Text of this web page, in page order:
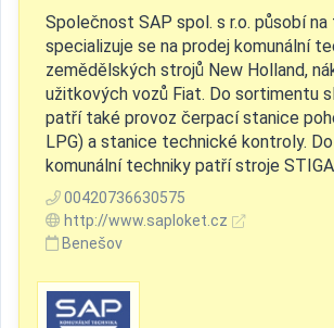
Společnost SAP spol. s r.o. působí
specializuje se na prodej komunální
zemědělských strojů New Holland,
užitkových vozů Fiat. Do sortimentu
patří také provoz čerpací stanice
LPG) a stanice technické kontroly.
komunální techniky patří stroje
00420736630575
http://www.saploket.cz
Benešov